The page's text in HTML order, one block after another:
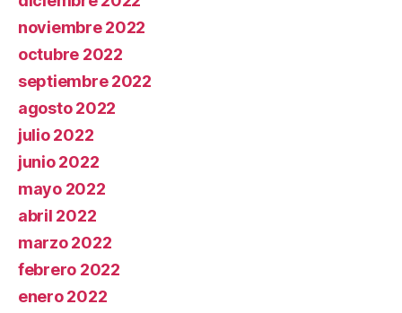
noviembre 2022
octubre 2022
septiembre 2022
agosto 2022
julio 2022
junio 2022
mayo 2022
abril 2022
marzo 2022
febrero 2022
enero 2022